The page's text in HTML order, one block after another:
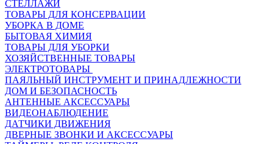
СТЕЛЛАЖИ
ТОВАРЫ ДЛЯ КОНСЕРВАЦИИ
УБОРКА В ДОМЕ
БЫТОВАЯ ХИМИЯ
ТОВАРЫ ДЛЯ УБОРКИ
ХОЗЯЙСТВЕННЫЕ ТОВАРЫ
ЭЛЕКТРОТОВАРЫ
ПАЯЛЬНЫЙ ИНСТРУМЕНТ И ПРИНАДЛЕЖНОСТИ
ДОМ И БЕЗОПАСНОСТЬ
АНТЕННЫЕ АКСЕССУАРЫ
ВИДЕОНАБЛЮДЕНИЕ
ДАТЧИКИ ДВИЖЕНИЯ
ДВЕРНЫЕ ЗВОНКИ И АКСЕССУАРЫ